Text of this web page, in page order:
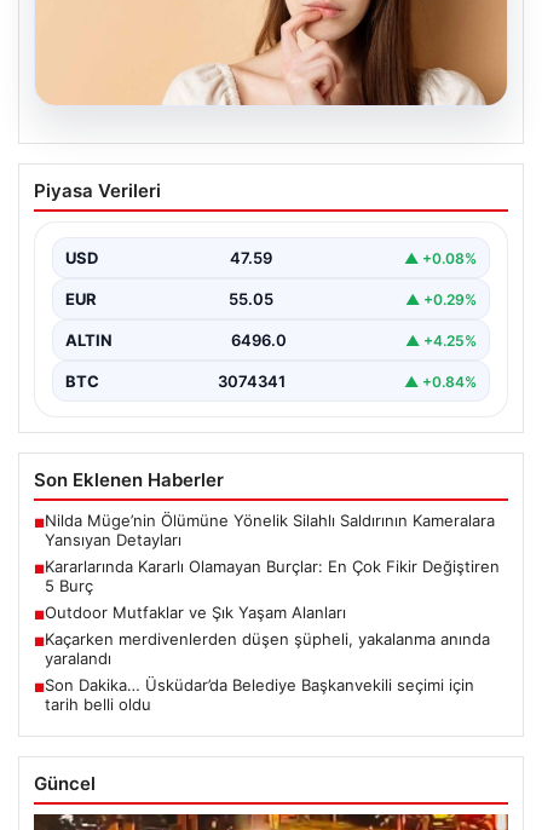
05.08.2026
Kararlarında Kararlı Olamayan Burçlar:
En Çok Fikir Değiştiren 5 Burç
bulunmaktadır ve bunlar günlük yaşamda karar verme…
Piyasa Verileri
USD 47.59 ▲ +0.08%
EUR 55.05 ▲ +0.29%
ALTIN 6496.0 ▲ +4.25%
BTC 3074341 ▲ +0.84%
Son Eklenen Haberler
■Nilda Müge’nin Ölümüne Yönelik Silahlı Saldırının Kameralara
Yansıyan Detayları
■Kararlarında Kararlı Olamayan Burçlar: En Çok Fikir Değiştiren
5 Burç
■Outdoor Mutfaklar ve Şık Yaşam Alanları
■Kaçarken merdivenlerden düşen şüpheli, yakalanma anında
yaralandı
■Son Dakika… Üsküdar’da Belediye Başkanvekili seçimi için
tarih belli oldu
Güncel